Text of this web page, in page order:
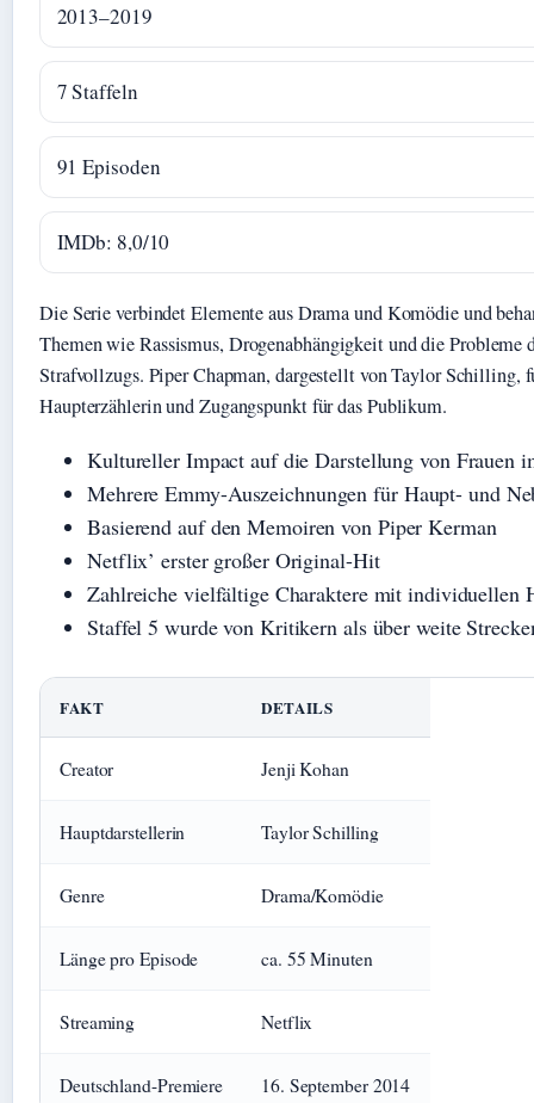
2013–2019
7 Staffeln
91 Episoden
IMDb: 8,0/10
Die Serie verbindet Elemente aus Drama und Komödie und
Themen wie Rassismus, Drogenabhängigkeit und die Probleme
Strafvollzugs. Piper Chapman, dargestellt von Taylor Schilling,
Haupterzählerin und Zugangspunkt für das Publikum.
Kultureller Impact auf die Darstellung von Frauen
Mehrere Emmy-Auszeichnungen für Haupt- und
Basierend auf den Memoiren von Piper Kerman
Netflix’ erster großer Original-Hit
Zahlreiche vielfältige Charaktere mit individuellen
Staffel 5 wurde von Kritikern als über weite
FAKT DETAILS
Creator Jenji Kohan
Hauptdarstellerin Taylor Schilling
Genre Drama/Komödie
Länge pro Episode ca. 55 Minuten
Streaming Netflix
Deutschland-Premiere 16. September 2014